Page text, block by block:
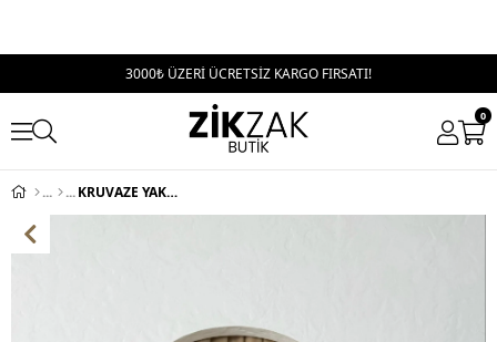
3000₺ ÜZERİ ÜCRETSİZ KARGO FIRSATI!
0
KRUVAZE YAKA HASIR KEMER DETAY UZUN ELBİSE SİYAH